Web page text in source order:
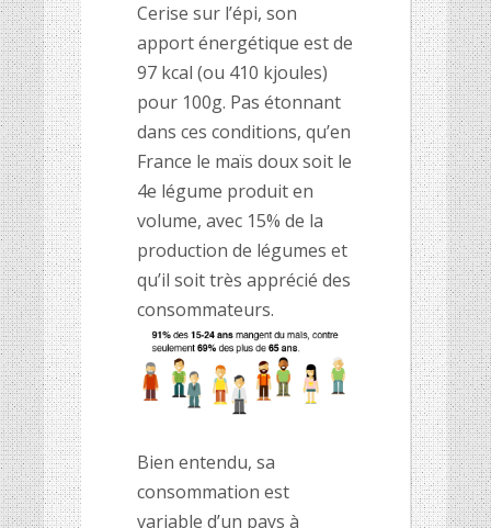
Cerise sur l’épi, son
apport énergétique est de
97 kcal (ou 410 kjoules)
pour 100g. Pas étonnant
dans ces conditions, qu’en
France le maïs doux soit le
4e légume produit en
volume, avec 15% de la
production de légumes et
qu’il soit très apprécié des
consommateurs.
Bien entendu, sa
consommation est
variable d’un pays à